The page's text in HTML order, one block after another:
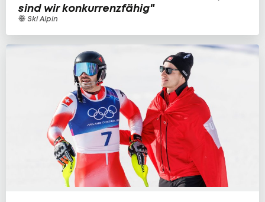
sind wir konkurrenzfähig"
Ski Alpin